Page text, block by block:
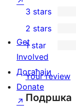
star
review
4-
star
reviews
0
3-
star
reviews
3 stars
2-
reviews
2 stars
star
reviews
1 star
Your review
Подршка
Get
Involved
Догађаји
Donate
↗